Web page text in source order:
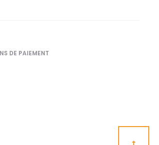
DE PAIEMENT